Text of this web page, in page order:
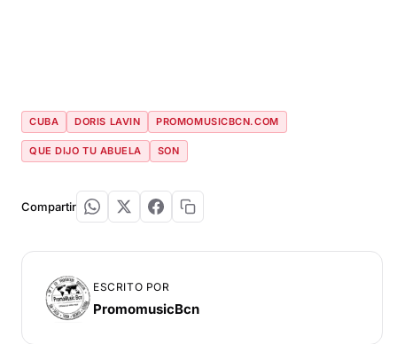
CUBA DORIS LAVIN PROMOMUSICBCN.COM
QUE DIJO TU ABUELA SON
Compartir
ESCRITO POR
PromomusicBcn